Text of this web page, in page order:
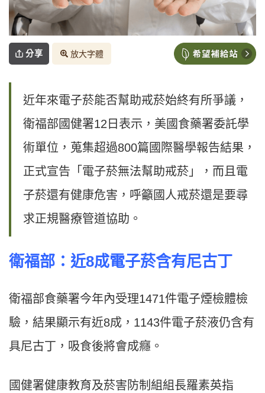
分享 放大字體
近年來電子菸能否幫助戒菸始終有所爭議，
衛福部國健署12日表示，美國食藥署委託學
術單位，蒐集超過800篇國際醫學報告結果，
正式宣告「電子菸無法幫助戒菸」，而且電
子菸還有健康危害，呼籲國人戒菸還是要尋
求正規醫療管道協助。
衛福部：近8成電子菸含有尼古丁
衛福部食藥署今年內受理1471件電子煙檢體檢
驗，結果顯示有近8成，1143件電子菸液仍含有
具尼古丁，吸食後將會成癮。
國健署健康教育及菸害防制組組長羅素英指